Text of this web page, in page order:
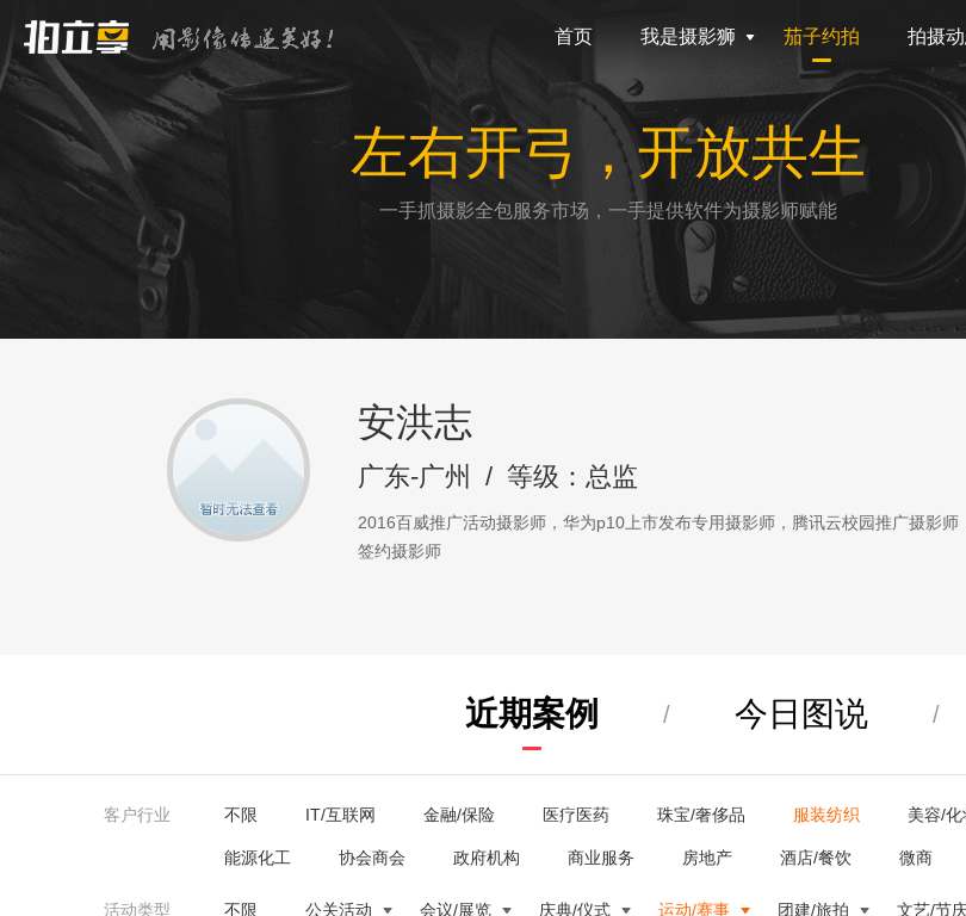
首页 我是摄影狮 茄子约拍 拍摄
左右开弓，开放共生
一手抓摄影全包服务市场，一手提供软件为摄影师赋能
安洪志
广东-广州 / 等级：总监
2016百威推广活动摄影师，华为p10上市发布专用摄影师，腾讯云校园推广摄影
签约摄影师
近期案例 / 今日图说 /
客户行业 不限 IT/互联网 金融/保险 医疗医药 珠宝/奢侈品 服装纺织 美容/化
能源化工 协会商会 政府机构 商业服务 房地产 酒店/餐饮 微商
活动类型 不限 公关活动 会议/展览 庆典/仪式 运动/赛事 团建/旅拍 文艺/节